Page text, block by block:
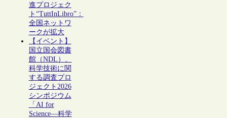
進プロジェク
ト“TuttInLibro”：
全国ネットワ
ークが拡大
【イベント】
国立国会図書
館（NDL）、
科学技術に関
する調査プロ
ジェクト2026
シンポジウム
「AI for
Science―科学